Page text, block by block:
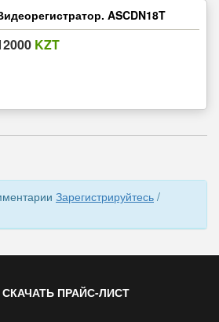
ASCDN18T
KZT
Зарегистрируйтесь /
СКАЧАТЬ ПРАЙС-ЛИСТ